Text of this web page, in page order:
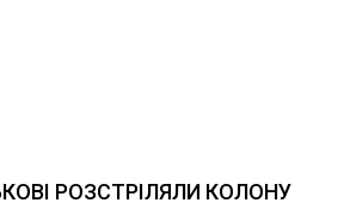
РОЗСТРІЛЯЛИ КОЛОНУ